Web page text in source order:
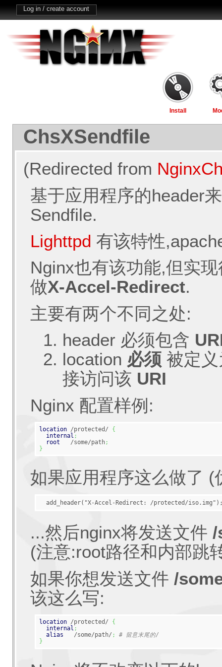
Log in / create account
Install
ChsXSendfile
(Redirected from
基于应用程序的header
Sendfile.
Lighttpd 有该特性
Nginx也有该功能,但实
做X-Accel-Redirect.
主要有两个不同之处:
header 必须包含
location 必须被定
接访问该 URI
Nginx 配置样例:
location /protected/ {
internal ;
root
   /some/path
;
}
如果应用程序这么做了 (
...然后nginx将发送文件/
(注意:root路径和内部跳
如果你想发送文件 /
该这么写:
location /protected/ {
internal ;
alias
   /some/path/
;
# 留意末尾的/
}